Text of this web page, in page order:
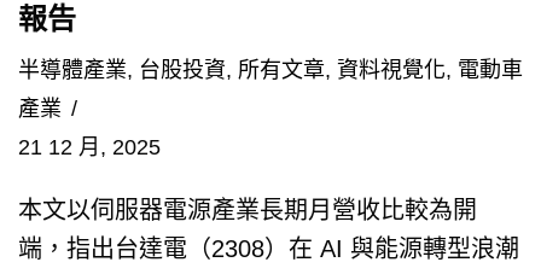
報告
半導體產業, 台股投資, 所有文章, 資料視覺化, 電動車
產業
21 12 月, 2025
本文以伺服器電源產業長期月營收比較為開
端，指出台達電（2308）在 AI 與能源轉型浪潮